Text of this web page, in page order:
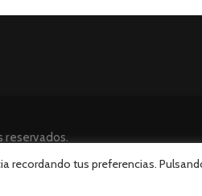
reservados.
recordando tus preferencias.